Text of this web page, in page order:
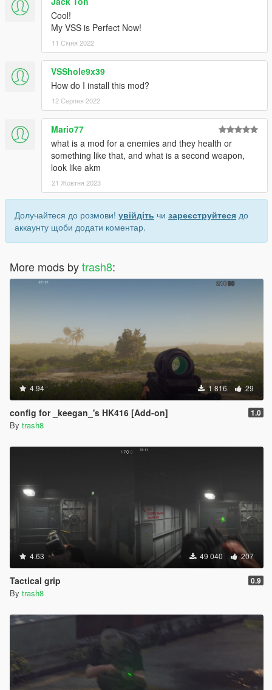
Cool!
My VSS is Perfect Now!
11 Січня 2022
VSShole9x39
How do I install this mod?
12 Серпня 2022
Mario77
what is a mod for a enemies and they health or
something like that, and what is a second weapon,
look like akm
21 Жовтня 2023
Долучайтеся до розмови! увійдіть чи зареєструйтеся до
аккаунту щоби додати коментар.
More mods bytrash8:
4.94 1 816 29
config for _keegan_'s HK416 [Add-on] 1.0
By trash8
4.63 49 040 207
Tactical grip 0.9
By trash8